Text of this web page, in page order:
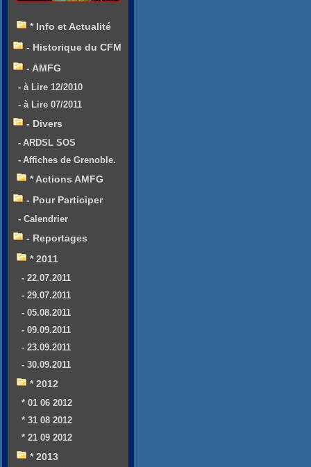
* Info et Actualité
- Historique du CFM
- AMFG
- à Lire 12/2010
- à Lire 07/2011
- Divers
- ARDSL SOS
- Affiches de Grenoble.
* Actions AMFG
- Pour Participer
- Calendrier
- Reportages
* 2011
- 22.07.2011
- 29.07.2011
- 05.08.2011
- 09.09.2011
- 23.09.2011
- 30.09.2011
* 2012
* 01 06 2012
* 31 08 2012
* 21 09 2012
* 2013